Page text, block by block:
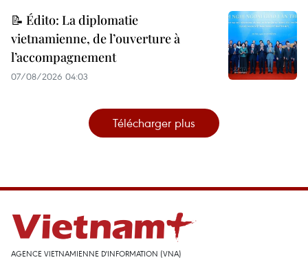
📝 Édito: La diplomatie
vietnamienne, de l’ouverture à
l’accompagnement
07/08/2026 04:03
Télécharger plus
AGENCE VIETNAMIENNE D'INFORMATION (VNA)